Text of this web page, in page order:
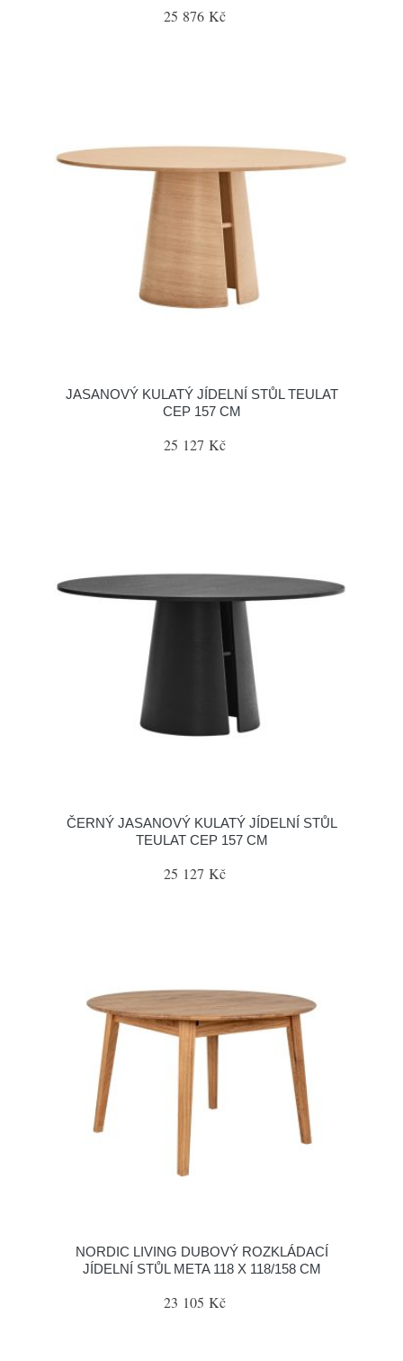
25 876 Kč
JASANOVÝ KULATÝ JÍDELNÍ STŮL TEULAT
CEP 157 CM
25 127 Kč
ČERNÝ JASANOVÝ KULATÝ JÍDELNÍ STŮL
TEULAT CEP 157 CM
25 127 Kč
NORDIC LIVING DUBOVÝ ROZKLÁDACÍ
JÍDELNÍ STŮL META 118 X 118/158 CM
23 105 Kč